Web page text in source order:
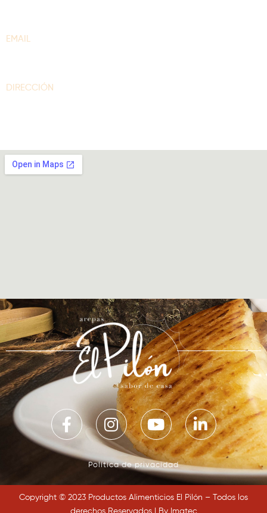
EMAIL
DIRECCIÓN
Política de privacidad
Copyright © 2023 Productos Alimenticios El Pilón – Todos los